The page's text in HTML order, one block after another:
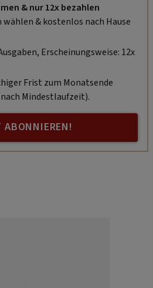
& nur 12x bezahlen
& kostenlos nach Hause
Erscheinungsweise: 12x
Frist zum Monatsende
Mindestlaufzeit).